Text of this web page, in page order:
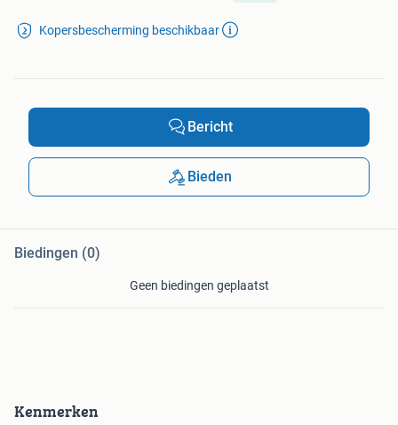
Kenmerken
Kopersbescherming beschikbaar
Bericht
Bieden
Biedingen (0)
Geen biedingen geplaatst